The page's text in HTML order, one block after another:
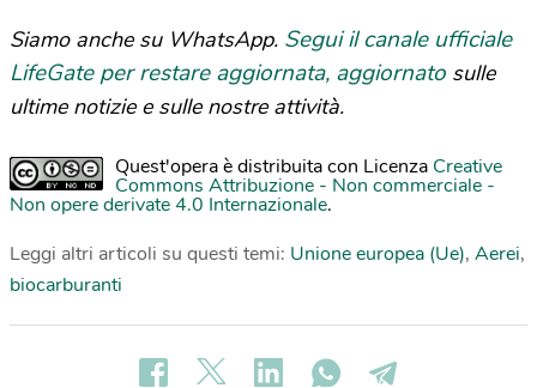
Siamo anche su WhatsApp. Segui il canale ufficiale
LifeGate per restare aggiornata, aggiornato sulle
ultime notizie e sulle nostre attività.
Quest'opera è distribuita con Licenza Creative
Commons Attribuzione - Non commerciale -
Non opere derivate 4.0 Internazionale.
Leggi altri articoli su questi temi: Unione europea (Ue), Aerei,
biocarburanti